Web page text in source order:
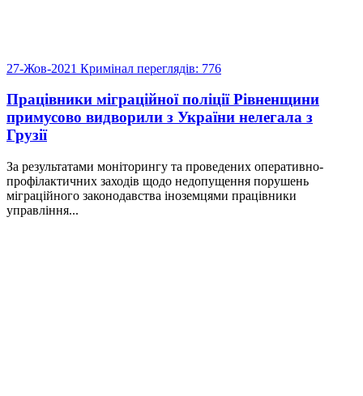
27-Жов-2021 Кримінал переглядів: 776
Працівники міграційної поліції Рівненщини
примусово видворили з України нелегала з
Грузії
За результатами моніторингу та проведених оперативно-
профілактичних заходів щодо недопущення порушень
міграційного законодавства іноземцями працівники
управління...